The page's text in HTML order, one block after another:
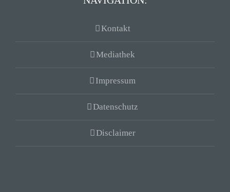
Kontakt
Mediathek
Impressum
Datenschutz
Disclaimer